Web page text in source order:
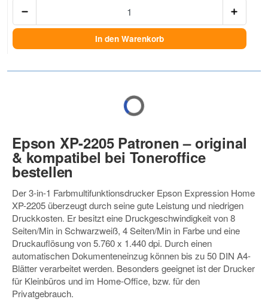
In den Warenkorb
Epson XP-2205 Patronen – original
& kompatibel bei Toneroffice
bestellen
Der 3-in-1 Farbmultifunktionsdrucker Epson Expression Home
XP-2205 überzeugt durch seine gute Leistung und niedrigen
Druckkosten. Er besitzt eine Druckgeschwindigkeit von 8
Seiten/Min in Schwarzweiß, 4 Seiten/Min in Farbe und eine
Druckauflösung von 5.760 x 1.440 dpi. Durch einen
automatischen Dokumenteneinzug können bis zu 50 DIN A4-
Blätter verarbeitet werden. Besonders geeignet ist der Drucker
für Kleinbüros und im Home-Office, bzw. für den
Privatgebrauch.